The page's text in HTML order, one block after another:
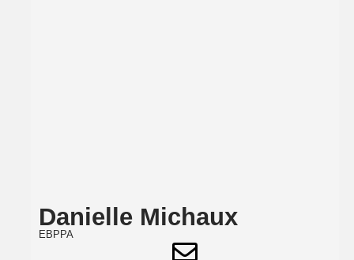
Danielle Michaux
EBPPA